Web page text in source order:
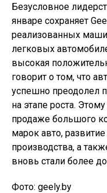
Безусловное
январе сохраняет
реализованных
легковых
высокая
говорит о том, что
успешно преодолел
на этапе роста.
продаже большого
марок авто,
производства, а
вновь стали более
Фото: geely.by